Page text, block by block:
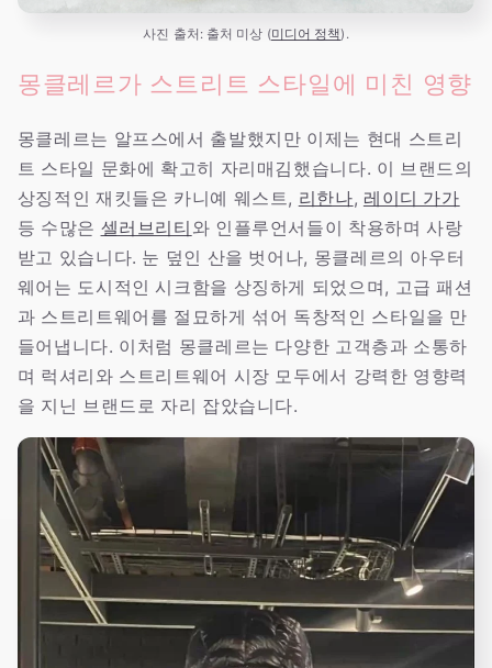
사진 출처: 출처 미상 (미디어 정책).
몽클레르가 스트리트 스타일에 미친 영향
몽클레르는 알프스에서 출발했지만 이제는 현대 스트리
트 스타일 문화에 확고히 자리매김했습니다. 이 브랜드의
상징적인 재킷들은 카니예 웨스트, 리한나, 레이디 가가
등 수많은 셀러브리티 와 인플루언서들이 착용하며 사랑
받고 있습니다. 눈 덮인 산을 벗어나, 몽클레르의 아우터
웨어는 도시적인 시크함을 상징하게 되었으며, 고급 패션
과 스트리트웨어를 절묘하게 섞어 독창적인 스타일을 만
들어냅니다. 이처럼 몽클레르는 다양한 고객층과 소통하
며 럭셔리와 스트리트웨어 시장 모두에서 강력한 영향력
을 지닌 브랜드로 자리 잡았습니다.